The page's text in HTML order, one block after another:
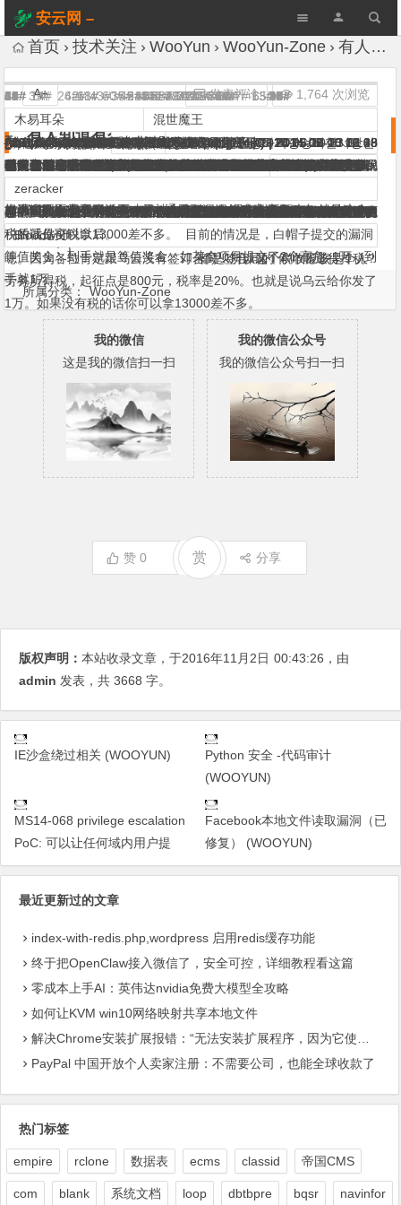
安云网 –
AnYun.ORG
首页 技术关注 WooYun WooYun-Zone 有人知道有个税收叫个人所得税么
有人知道有个税收叫个人所得税么
发表评论 1,764 次浏览
A+
所属分类： WooYun-Zone
知道的同学举个手，老动不动让人背个黑锅也不是
个事儿啊
：）
1#
qiaoy
(一顿黄金有几重？) |2014-05-28 11:25
我猜是让刺总的文章刺激了……
2#
感谢(1)
cmd
|
2014-05-28 11:26
3#
xsser
|2014-05-28 11:27
不会收啊 之前没收将来也不会收啊
4#
|2014-05-28 11:31
不知道吖 你给讲讲
5#
px1624
(aaaaaaaaa) | 2014-05-28 11:32
嗯，知道，一般国税3%，地税6%，然后都是付款方代扣代缴
的。。。
6#
(路人黑) |2014-05-28 11:34
万税万万税
7#
hacker@sina.cn
(谁他妈手贱改我签名) |2014-05-28 11:36
呵呵， 你们工资过3500了？ 真假的？ 我还拿2300呢 赶紧帮助我消
灭贫困！
8#
xsser
|2014-05-28 11:37
sina.cn 不是 是说众测里的 我们给白帽子的奖励全部是我们代缴税
的
9#
|2014-05-28 11:37
10#
木易耳朵
|2014-05-28 11:38
@
不走公司账户 就不用交税。合理避税
11#
|2014-05-28 11:39
@
别的企业不同意的
12#
带馅儿馒头
|2014-05-28 11:43
@
xsser
看了刺的文章，有些有理，有些也是瞎BB~ ~乌云做好自己，白帽们
也做好自己~
13#
(˿̖̗̀́̂̃̄̅̆̇̈̉̊̋̌̍̎̏̐̑̒̓̔̕) |2014-05-28 11:43
说重点
14#
Nebula
|2014-05-28 11:45
你就不会逃税漏税? 别人就算知道,也不会去考虑这个问题,哈哈!
15#
(aaaaaaaaa) |2014-05-28 11:50
@
求文章url
16#
|2014-05-28 11:51
能理解。
17#
phith0n
|2014-05-28 11:55
原来如此……乌云默默地背了一锅
18#
|2014-05-28 12:00
税这个事情我今天发文澄清一下，带来的误解很抱歉。
19#
疯狗
|2014-05-28 12:03
乌云众测和通用型奖励的奖金都是乌云缴税后的，答应给白帽子多
少就是多少，不会让大家承担。
20#
|2014-05-28 12:04
@
21#
木易耳朵
|2014-05-28 12:09
@
xsser
在中国税收是强制性义务，你交税不会给你企业带来任何好处，除
非你每年纳税几千万，这样国家会有返点。
22#
木易耳朵
|2014-05-28 12:09
@
所以能合理避税的一定要合理避税。
23#
jeffreys125
|2014-05-28 12:12
以前商场搞活动买了双破鞋子抽奖中了台空调，交了个人所得税。
当时第一次听说这个税，那年我10岁
24#
| 2014-05-28 12:13
@
不是这个意思 是企业对个人必须有这个税 不是企业对企业
25#
rayh4c
|2014-05-28 12:19
狗日的个税，让我一辆宝马没了。
26#
|2014-05-28 12:30
@
27#
|2014-05-28 12:30
@
28#
|2014-05-28 12:34
@
29#
木易耳朵
|2014-05-28 12:37
@
你不会个人对个人么？别走企业账户啊
30#
|2014-05-28 12:38
@
31#
xsser
|2014-05-28 12:40
@
问题是跟你做众测的企业愿不愿意？
32#
| 2014-05-28 12:54
大额的税前跟税后很大区别e。
33#
ppt
(小伙子，你0day掉了) |2014-05-28 13:10
真土豪
34#
剑芯
(大包整多两笼) |
2014-05-28 13:27
所以，xsser的意思是，众测给的钱是税前的钱，收到钱的各位，个
税自理
如果自己不去交税，有一天被水表了，勿谓言之不预也。就是这个
意思
35#
专业种田
|
2014-05-28 13:35
36#
|2014-05-28 13:36
@
@
木易耳朵
都是签合同的 你咋能逃得掉税？
37#
|2014-05-28 13:43
签合同也可以走私人账户。
38#
|2014-05-28 13:54
那怎么办啊,钱退给厂商行吗?
39#
随时回来
(我们做一些很酷的事,去改变世界) |2014-05-28 13:57
@
xsser
我猜测 担心扣税金额的问题，说明个人收入达到了一定的地步
40#
齐迹
(sec.zbj.com 欢迎来撸) |2014-05-28 14:34
电子发票
41#
齐迹
(sec.zbj.com 欢迎来撸) |2014-05-28 14:35
个人可以注册为临时纳税人， 每月开具2W的电子发票 而且国家认
可。
42#
感谢(1)
TestRoot
2014-05-28 14:57
通用型漏洞的税应该乌云出
43#
| 2014-05-28 15:03
@
你理解错了，各位拿到的钱都是已经由乌云缴税后的
44#
wefgod
(求大牛指点) |2014-05-28 15:17
别乱说啊，给你那么多是已经帮你交税了的
45#
木易耳朵
|2014-05-28 15:19
其实说白了就是有众测需求的企业要求乌云出具发票，一旦出具了
发票乌云就需要交税，所以就转嫁到了参加众测的白帽子头上了。
根源还在企业需要发票。
46#
|2014-05-28 15:20
因为发票可以抵扣企业所得税
47#
zeracker
|2014-05-28 15:39
@
木易耳朵
白帽子拿到的钱都是税后的， 税点都是乌云负责。 还不够人性化
么
48#
木易耳朵
|2014-05-28 15:53
@
zeracker
是的。如果企业可以不要发票的话。乌云就不需要考虑税的问题了
不是么
49#
猥琐
(http://blog.twodong.com) |2014-05-28 16:48
– -你们没人学会计的么？
50#
蟋蟀哥哥
(̷ͣ̑̆ͯ̆̋͋̒ͩ͊̋̇̒ͦ̿̐͞҉̷̻̖͎̦̼) |2014-05-29 01:09
还是发奖品吧，不想要现金的，可以直接兑换奖品。。。奖品可以
避一部分税
51#
暴暴
|2014-05-29 14:21
发支付宝卡，礼品卡之类的，就直接避税了。
52#
sec_jtn
|2014-05-29 15:15
看来上面的每个大牛都是土豪，了解的这么清楚，小的连你们交的
税的钱都不上
53#
Bloodwolf
(little wolf) |2014-05-29 16:55
你们都是土豪。对个税没概念。谈工资的时候肯定会谈税后多少。
谁傻个脸谈税前多少。。。
54#
木易耳朵
|2014-06-02 22:09
@
zeracker
@
Bloodwolf
嗯。因为各位肯定跟乌云没有签订合同，所以这个税收应该是个人
劳务所得税，起征点是800元，税率是20%。也就是说乌云给你发了
1万。如果没有税的话你可以拿13000差不多。
55#
safe121
(www.safe121.com重開【조선민주주의인민공화국평양직할시평안
남도중앙양수기공장】回收懸賞帖金幣，收40%服務費) |2014-06-
03 02:46
来逃税吧。干死习近平才好！
56#
马丁
(我快要饿死了!!!!) |2014-06-03 05:08
@
大哥是不是财经毕业的
57#
椰子
|2014-06-10 09:46
不能提供发票的，企业需要代缴劳务税，800元以上20%。我被这玩
意坑了好多年，1/5的收入就这么没滴！
58#
U神
(此号被社！by 泳少) |2014-06-10 11:28
@
一看剑心就是木有学过会计学的啊！
59#
zeracker
|2014-06-10 12:01
@
木易耳朵
— —。你这个比喻不恰当！也就是说乌云给你发了1万。如果没有
税的话你可以拿13000差不多。 目前的情况是，白帽子提交的漏洞
等值奖金，到手就是等值奖金。如某个项目提交了2个高危=1万，到
手就1万。。
60#
zeracker
|2014-06-10 12:04
@
乌云白帽子奖金全都是税后，税目前是乌云承担！
61#
(@寂寞的瘦子 其实是个死胖子！) |2014-06-10 12:09
抽奖获得大奖需要缴纳个人所得税
62#
(本屌12岁破处，详情 av.pro.gen.in) |2014-06-10 13:36
每个月都要交的税
63#
木易耳朵
|2014-06-10 22:17
@
zeracker
那你应该说到手的是税钱，税由乌云贴钱承担了。才不会有歧义。
税后就是交税以后。
64#
|2014-06-10 22:18
不好意思。税前打成了税钱。
65#
|2014-06-10 23:01
税什么的一点都不懂。
66#
混世魔王
(百度一下 “混世魔王”) |2014-07-23 20:13
收黑钱的路过……….
我的微信
这是我的微信扫一扫
我的微信公众号
我的微信公众号扫一扫
赞 0 赏 分享
版权声明： 本站收录文章，于2016年11月2日 00:43:26 ，由
admin 发表，共 3668 字。
IE沙盒绕过相关 (WOOYUN)
Python 安全 -代码审计
(WOOYUN)
MS14-068 privilege escalation
PoC: 可以让任何域内用户提
Facebook本地文件读取漏洞（已
修复） (WOOYUN)
最近更新过的文章
index-with-redis.php,wordpress 启用redis缓存功能
终于把OpenClaw接入微信了，安全可控，详细教程看这篇
零成本上手AI：英伟达nvidia免费大模型全攻略
如何让KVM win10网络映射共享本地文件
解决Chrome安装扩展报错：“无法安装扩展程序，因为它使用了不受支持的清单版本“
PayPal 中国开放个人卖家注册：不需要公司，也能全球收款了
热门标签
empire rclone 数据表 ecms classid 帝国CMS
com blank 系统文档 loop dbtbpre bqsr navinfor